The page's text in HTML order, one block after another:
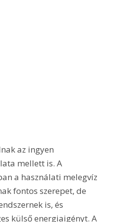
az ingyen
mellett is. A
a használati melegvíz
fontos szerepet, de
is, és
külső energiaigényt. A